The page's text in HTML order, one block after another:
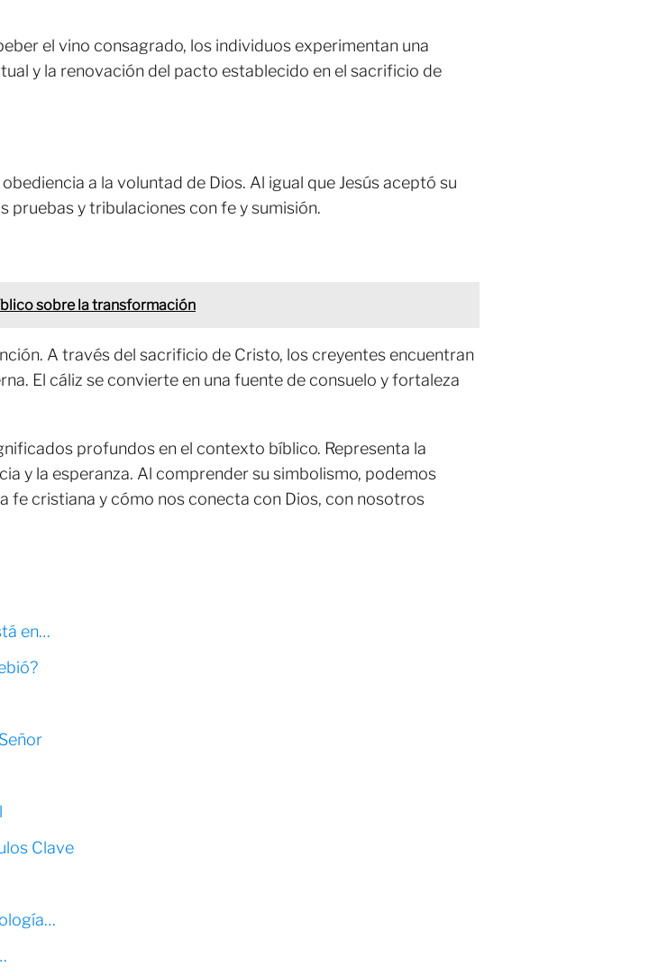
el vino consagrado, los individuos experimentan una
y la renovación del pacto establecido en el sacrificio de
a la voluntad de Dios. Al igual que Jesús aceptó su
pruebas y tribulaciones con fe y sumisión.
sobre la transformación
A través del sacrificio de Cristo, los creyentes encuentran
El cáliz se convierte en una fuente de consuelo y fortaleza
profundos en el contexto bíblico. Representa la
y la esperanza. Al comprender su simbolismo, podemos
fe cristiana y cómo nos conecta con Dios, con nosotros
en…
Clave